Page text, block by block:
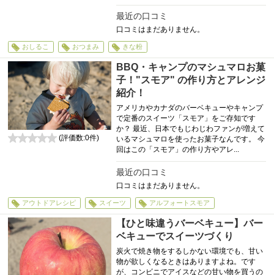
最近の口コミ
口コミはまだありません。
おしるこ おつまみ きな粉
BBQ・キャンプのマシュマロお菓
子！"スモア" の作り方とアレンジ
紹介！
アメリカやカナダのバーベキューやキャンプ
で定番のスイーツ「スモア」をご存知です
か？ 最近、日本でもじわじわファンが増えて
いるマシュマロを使ったお菓子なんです。 今
回はこの「スモア」の作り方やアレ...
最近の口コミ
口コミはまだありません。
(評価数:0件)
アウトドアレシピ スイーツ アルフォートスモア
【ひと味違うバーベキュー】バー
ベキューでスイーツづくり
炭火で焼き物をするしかない環境でも、甘い
物が欲しくなるときはありますよね。です
が、コンビニでアイスなどの甘い物を買うの